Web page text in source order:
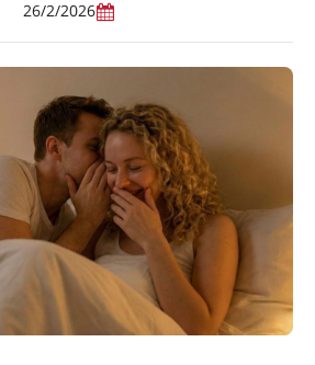
26/2/2026